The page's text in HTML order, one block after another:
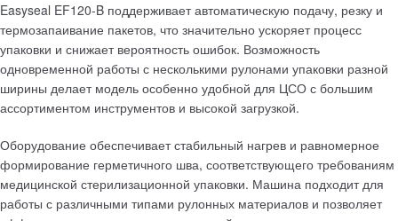
Easyseal EF120-B поддерживает автоматическую подачу, резку и
термозапаивание пакетов, что значительно ускоряет процесс
упаковки и снижает вероятность ошибок. Возможность
одновременной работы с несколькими рулонами упаковки разной
ширины делает модель особенно удобной для ЦСО с большим
ассортиментом инструментов и высокой загрузкой.
Оборудование обеспечивает стабильный нагрев и равномерное
формирование герметичного шва, соответствующего требованиям
медицинской стерилизационной упаковки. Машина подходит для
работы с различными типами рулонных материалов и позволяет